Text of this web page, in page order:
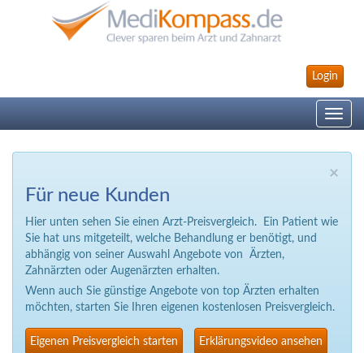
Login
Toggle
×
Für neue Kunden
Hier unten sehen Sie einen Arzt-Preisvergleich. Ein Patient wie
Sie hat uns mitgeteilt, welche Behandlung er benötigt, und
abhängig von seiner Auswahl Angebote von Ärzten,
Zahnärzten oder Augenärzten erhalten.
Wenn auch Sie günstige Angebote von top Ärzten erhalten
möchten, starten Sie Ihren eigenen kostenlosen Preisvergleich.
Eigenen Preisvergleich starten Erklärungsvideo ansehen